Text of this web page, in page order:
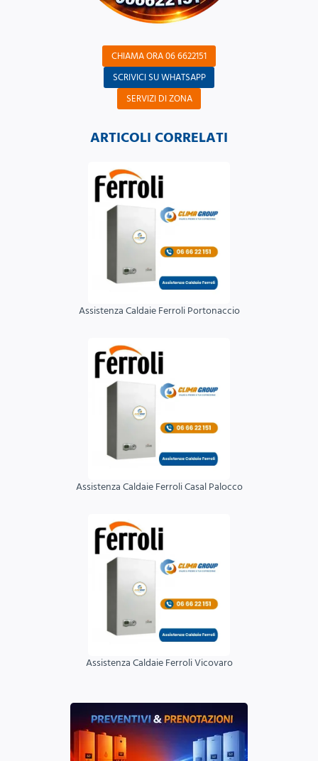
CHIAMA ORA 06 6622151
SCRIVICI SU WHATSAPP
SERVIZI DI ZONA
ARTICOLI CORRELATI
Assistenza Caldaie Ferroli Portonaccio
Assistenza Caldaie Ferroli Casal Palocco
Assistenza Caldaie Ferroli Vicovaro